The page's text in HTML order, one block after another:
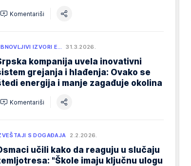
Komentariši
IZVORI E… 31.3.2026.
kompanija uvela inovativni
grejanja i hlađenja: Ovako se
energija i manje zagađuje okolina
Komentariši
S DOGAĐAJA 2.2.2026.
učili kako da reaguju u slučaju
"Škole imaju ključnu ulogu